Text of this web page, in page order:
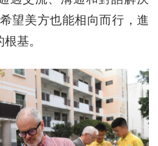
望美方也能相向而行，進
基。